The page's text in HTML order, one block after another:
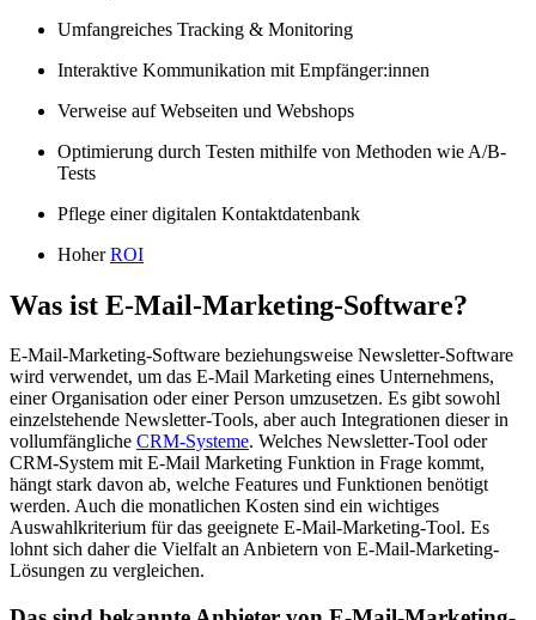
Umfangreiches Tracking & Monitoring
Interaktive Kommunikation mit Empfänger:innen
Verweise auf Webseiten und Webshops
Optimierung durch Testen mithilfe von Methoden wie A/B-
Tests
Pflege einer digitalen Kontaktdatenbank
HoherROI
Was ist E-Mail-Marketing-Software?
E-Mail-Marketing-Software beziehungsweise Newsletter-Software
wird verwendet, um das E-Mail Marketing eines Unternehmens,
einer Organisation oder einer Person umzusetzen. Es gibt sowohl
einzelstehende Newsletter-Tools, aber auch Integrationen dieser in
vollumfängliche CRM-Systeme. Welches Newsletter-Tool oder
CRM-System mit E-Mail Marketing Funktion in Frage kommt,
hängt stark davon ab, welche Features und Funktionen benötigt
werden. Auch die monatlichen Kosten sind ein wichtiges
Auswahlkriterium für das geeignete E-Mail-Marketing-Tool. Es
lohnt sich daher die Vielfalt an Anbietern von E-Mail-Marketing-
Lösungen zu vergleichen.